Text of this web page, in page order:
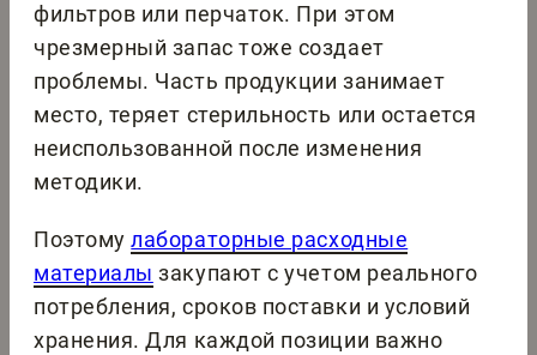
фильтров или перчаток. При этом
чрезмерный запас тоже создает
проблемы. Часть продукции занимает
место, теряет стерильность или остается
неиспользованной после изменения
методики.
Поэтомулабораторные расходные
материалы закупают с учетом реального
потребления, сроков поставки и условий
хранения. Для каждой позиции важно